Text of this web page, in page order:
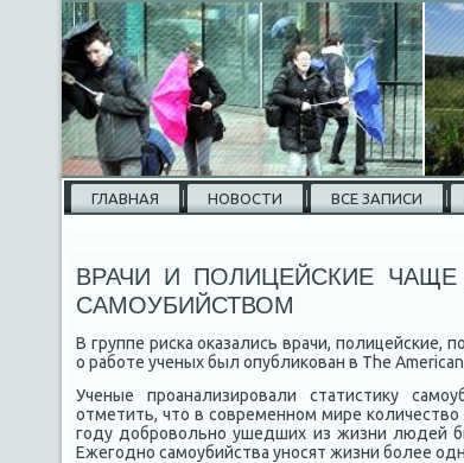
ГЛАВНАЯ НОВОСТИ ВСЕ ЗАПИСИ
ВРАЧИ И ПОЛИЦЕЙСКИЕ
САМОУБИЙСТВОМ
В группе риска оказались врачи,
о работе ученых был опубликован в Тhe
Ученые проанализировали статистику
отметить, что в современном мире
году добровольно ушедших из жизни людей
Ежегодно самоубийства уносят жизни более